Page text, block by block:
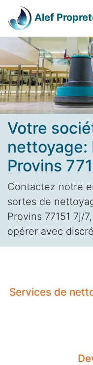
Alef
Votre
Provins
Contactez notre
sortes de
Provins 77151 7j/
opérer avec
Services de